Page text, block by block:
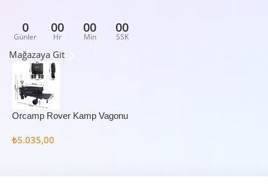
0
Günler
00
Hr
00
Min
00
SSK
Mağazaya Git
Orcamp Rover Kamp Vagonu
₺5.035,00